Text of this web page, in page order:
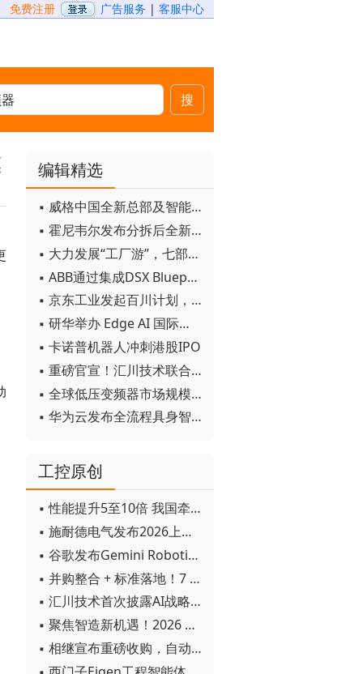
免费注册 广告服务 | 客服中心
搜
编辑精选
▪ 威格中国全新总部及智能工厂启用
▪ 霍尼韦尔发布分拆后全新品牌：霍尼韦尔科技与霍尼韦尔航空航天
▪ 大力发展“工厂游”，七部门联合发文！
▪ ABB通过集成DSX Blueprint AI基础设施，扩大与英伟达的合作
▪ 京东工业发起百川计划， 构建工业大模型新生态
▪ 研华举办 Edge AI 国际论坛
▪ 卡诺普机器人冲刺港股IPO
▪ 重磅官宣！汇川技术联合发起 D12 联盟，开创产教融合新范式
▪ 全球低压变频器市场规模2030年将超170亿美元
▪ 华为云发布全流程具身智能开发平台CloudRobo
工控原创
▪ 性能提升5至10倍 我国牵头制定的WiTSnet工业以太网国际标准正式发布
▪ 施耐德电气发布2026上半年可持续发展成绩单 "Impact 2030"路线图开局稳健
▪ 谷歌发布Gemini Robotics 2模型 实现人形机器人全身智能控制突破
▪ 并购整合 + 标准落地！7 月工业自动化产业动态速递
▪ 汇川技术首次披露AI战略进展：从两个方面推动“AI业务化”落地
▪ 聚焦智造新机遇！2026 青岛数字化及智能制造技术论坛圆满落幕
▪ 相继宣布重磅收购，自动化巨头新一轮并购潮剑指何方？